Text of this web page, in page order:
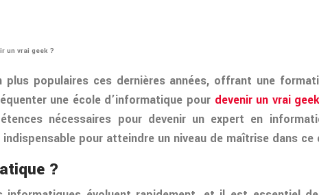
un vrai geek ?
populaires ces dernières années, offrant une
une école d’informatique pour devenir un vrai geek
nécessaires pour devenir un expert en
pour atteindre un niveau de maîtrise dans ce
?